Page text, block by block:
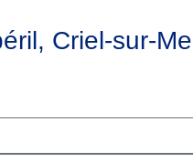
Criel-sur-